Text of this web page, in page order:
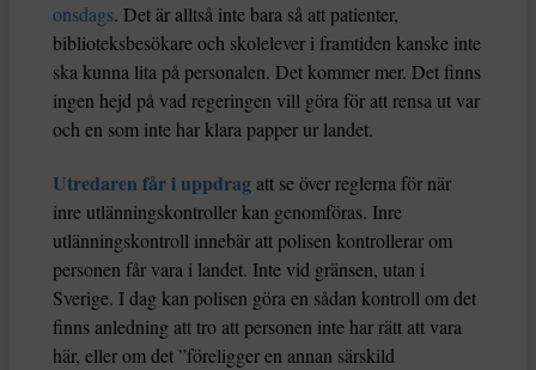
onsdags. Det är alltså inte bara så att patienter,
biblioteksbesökare och skolelever i framtiden kanske inte
ska kunna lita på personalen. Det kommer mer. Det finns
ingen hejd på vad regeringen vill göra för att rensa ut var
och en som inte har klara papper ur landet.
Utredaren får i uppdragatt se över reglerna för när
inre utlänningskontroller kan genomföras. Inre
utlänningskontroll innebär att polisen kontrollerar om
personen får vara i landet. Inte vid gränsen, utan i
Sverige. I dag kan polisen göra en sådan kontroll om det
finns anledning att tro att personen inte har rätt att vara
här, eller om det ”föreligger en annan särskild